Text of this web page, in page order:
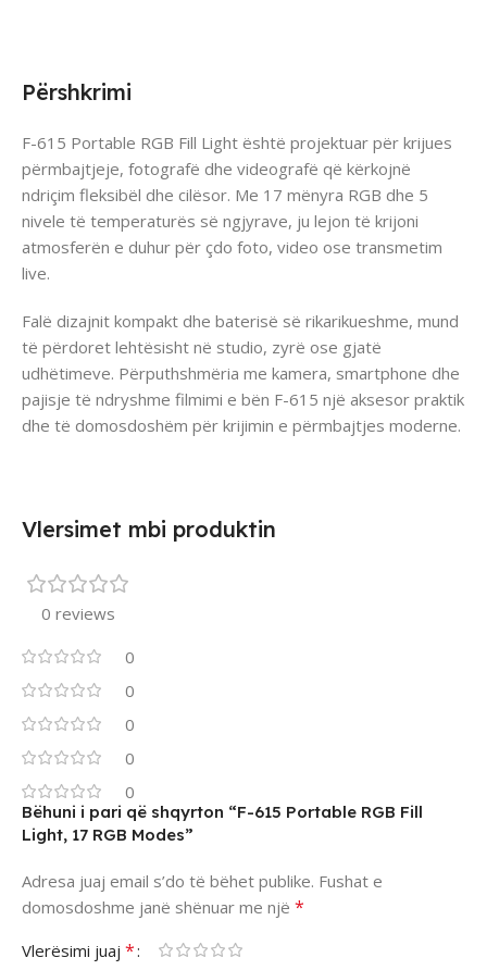
Përshkrimi
F-615 Portable RGB Fill Light është projektuar për krijues
përmbajtjeje, fotografë dhe videografë që kërkojnë
ndriçim fleksibël dhe cilësor. Me 17 mënyra RGB dhe 5
nivele të temperaturës së ngjyrave, ju lejon të krijoni
atmosferën e duhur për çdo foto, video ose transmetim
live.
Falë dizajnit kompakt dhe baterisë së rikarikueshme, mund
të përdoret lehtësisht në studio, zyrë ose gjatë
udhëtimeve. Përputhshmëria me kamera, smartphone dhe
pajisje të ndryshme filmimi e bën F-615 një aksesor praktik
dhe të domosdoshëm për krijimin e përmbajtjes moderne.
Vlersimet mbi produktin
0 reviews
0
0
0
0
0
Bëhuni i pari që shqyrton “F-615 Portable RGB Fill
Light, 17 RGB Modes”
Adresa juaj email s’do të bëhet publike. Fushat e
domosdoshme janë shënuar me një *
Vlerësimi juaj *